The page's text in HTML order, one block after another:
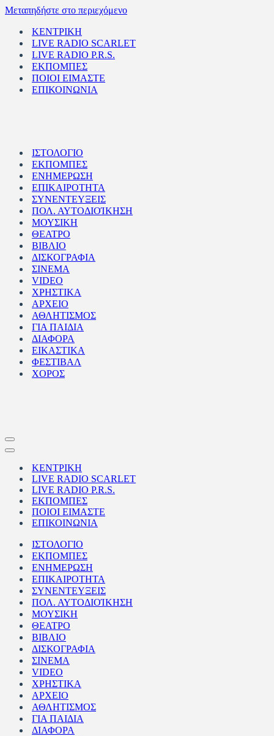
Μεταπηδήστε στο περιεχόμενο
ΚΕΝΤΡΙΚΗ
LIVE RADIO SCARLET
LIVE RADIO P.R.S.
ΕΚΠΟΜΠΕΣ
ΠΟΙΟΙ ΕΙΜΑΣΤΕ
ΕΠΙΚΟΙΝΩΝΙΑ
ΙΣΤΟΛΟΓΙΟ
ΕΚΠΟΜΠΕΣ
ΕΝΗΜΕΡΩΣΗ
ΕΠΙΚΑΙΡΟΤΗΤΑ
ΣΥΝΕΝΤΕΥΞΕΙΣ
ΠΟΛ. ΑΥΤΟΔΙΟΊΚΗΣΗ
ΜΟΥΣΙΚΗ
ΘΕΑΤΡΟ
ΒΙΒΛΙΟ
ΔΙΣΚΟΓΡΑΦΙΑ
ΣΙΝΕΜΑ
VIDEO
ΧΡΗΣΤΙΚΑ
ΑΡΧΕΙΟ
ΑΘΛΗΤΙΣΜΟΣ
ΓΙΑ ΠΑΙΔΙΑ
ΔΙΑΦΟΡΑ
ΕΙΚΑΣΤΙΚΑ
ΦΕΣΤΙΒΑΛ
ΧΟΡΟΣ
Μενού
πλοήγησης
Μενού
πλοήγησηςΚΕΝΤΡΙΚΗ
LIVE RADIO SCARLET
LIVE RADIO P.R.S.
ΕΚΠΟΜΠΕΣ
ΠΟΙΟΙ ΕΙΜΑΣΤΕ
ΕΠΙΚΟΙΝΩΝΙΑ
ΙΣΤΟΛΟΓΙΟ
ΕΚΠΟΜΠΕΣ
ΕΝΗΜΕΡΩΣΗ
ΕΠΙΚΑΙΡΟΤΗΤΑ
ΣΥΝΕΝΤΕΥΞΕΙΣ
ΠΟΛ. ΑΥΤΟΔΙΟΊΚΗΣΗ
ΜΟΥΣΙΚΗ
ΘΕΑΤΡΟ
ΒΙΒΛΙΟ
ΔΙΣΚΟΓΡΑΦΙΑ
ΣΙΝΕΜΑ
VIDEO
ΧΡΗΣΤΙΚΑ
ΑΡΧΕΙΟ
ΑΘΛΗΤΙΣΜΟΣ
ΓΙΑ ΠΑΙΔΙΑ
ΔΙΑΦΟΡΑ